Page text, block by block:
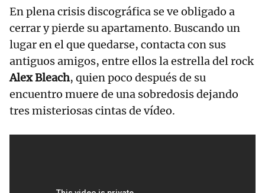
En plena crisis discográfica se ve obligado a
cerrar y pierde su apartamento. Buscando un
lugar en el que quedarse, contacta con sus
antiguos amigos, entre ellos la estrella del rock
Alex Bleach, quien poco después de su
encuentro muere de una sobredosis dejando
tres misteriosas cintas de vídeo.